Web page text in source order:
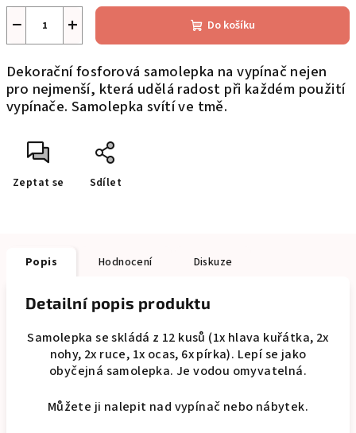
+
− Do košíku
Dekorační fosforová samolepka na vypínač nejen
pro nejmenší, která udělá radost při každém použití
vypínače. Samolepka svítí ve tmě.
Zeptat se Sdílet
Popis Hodnocení Diskuze
Detailní popis produktu
Samolepka se skládá z 12 kusů (1x hlava kuřátka, 2x
nohy, 2x ruce, 1x ocas, 6x pírka). Lepí se jako
obyčejná samolepka. Je vodou omyvatelná.
Můžete ji nalepit nad vypínač nebo nábytek.